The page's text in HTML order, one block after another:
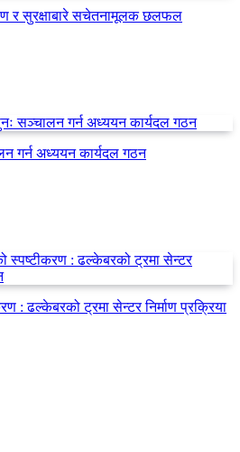
र सुरक्षाबारे सचेतनामूलक छलफल
गर्न अध्ययन कार्यदल गठन
: ढल्केबरको ट्रमा सेन्टर निर्माण प्रक्रिया